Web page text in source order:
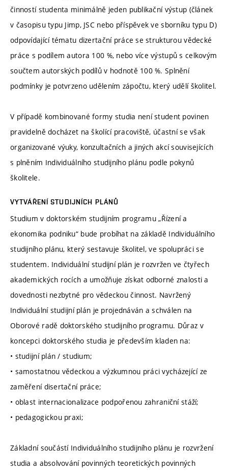
činností studenta minimálně jeden publikační výstup (článek
v časopisu typu Jimp, JSC nebo příspěvek ve sborníku typu D)
odpovídající tématu dizertační práce se strukturou vědecké
práce s podílem autora 100 %, nebo více výstupů s celkovým
součtem autorských podílů v hodnotě 100 %. Splnění
podmínky je potvrzeno udělením zápočtu, který udělí školitel.
V případě kombinované formy studia není student povinen
pravidelně docházet na školící pracoviště, účastní se však
organizované výuky, konzultačních a jiných akcí souvisejících
s plněním Individuálního studijního plánu podle pokynů
školitele.
VYTVÁŘENÍ STUDIJNÍCH PLÁNŮ
Studium v doktorském studijním programu „Řízení a
ekonomika podniku“ bude probíhat na základě Individuálního
studijního plánu, který sestavuje školitel, ve spolupráci se
studentem. Individuální studijní plán je rozvržen ve čtyřech
akademických rocích a umožňuje získat odborné znalosti a
dovednosti nezbytné pro vědeckou činnost. Navržený
Individuální studijní plán je projednáván a schválen na
Oborové radě doktorského studijního programu. Důraz v
koncepci doktorského studia je především kladen na:
• studijní plán / studium;
• samostatnou vědeckou a výzkumnou práci vycházející ze
zaměření disertační práce;
• oblast internacionalizace podpořenou zahraniční stáží;
• pedagogickou praxi;
Základní součástí Individuálního studijního plánu je rozvržení
studia a absolvování povinných teoretických povinných